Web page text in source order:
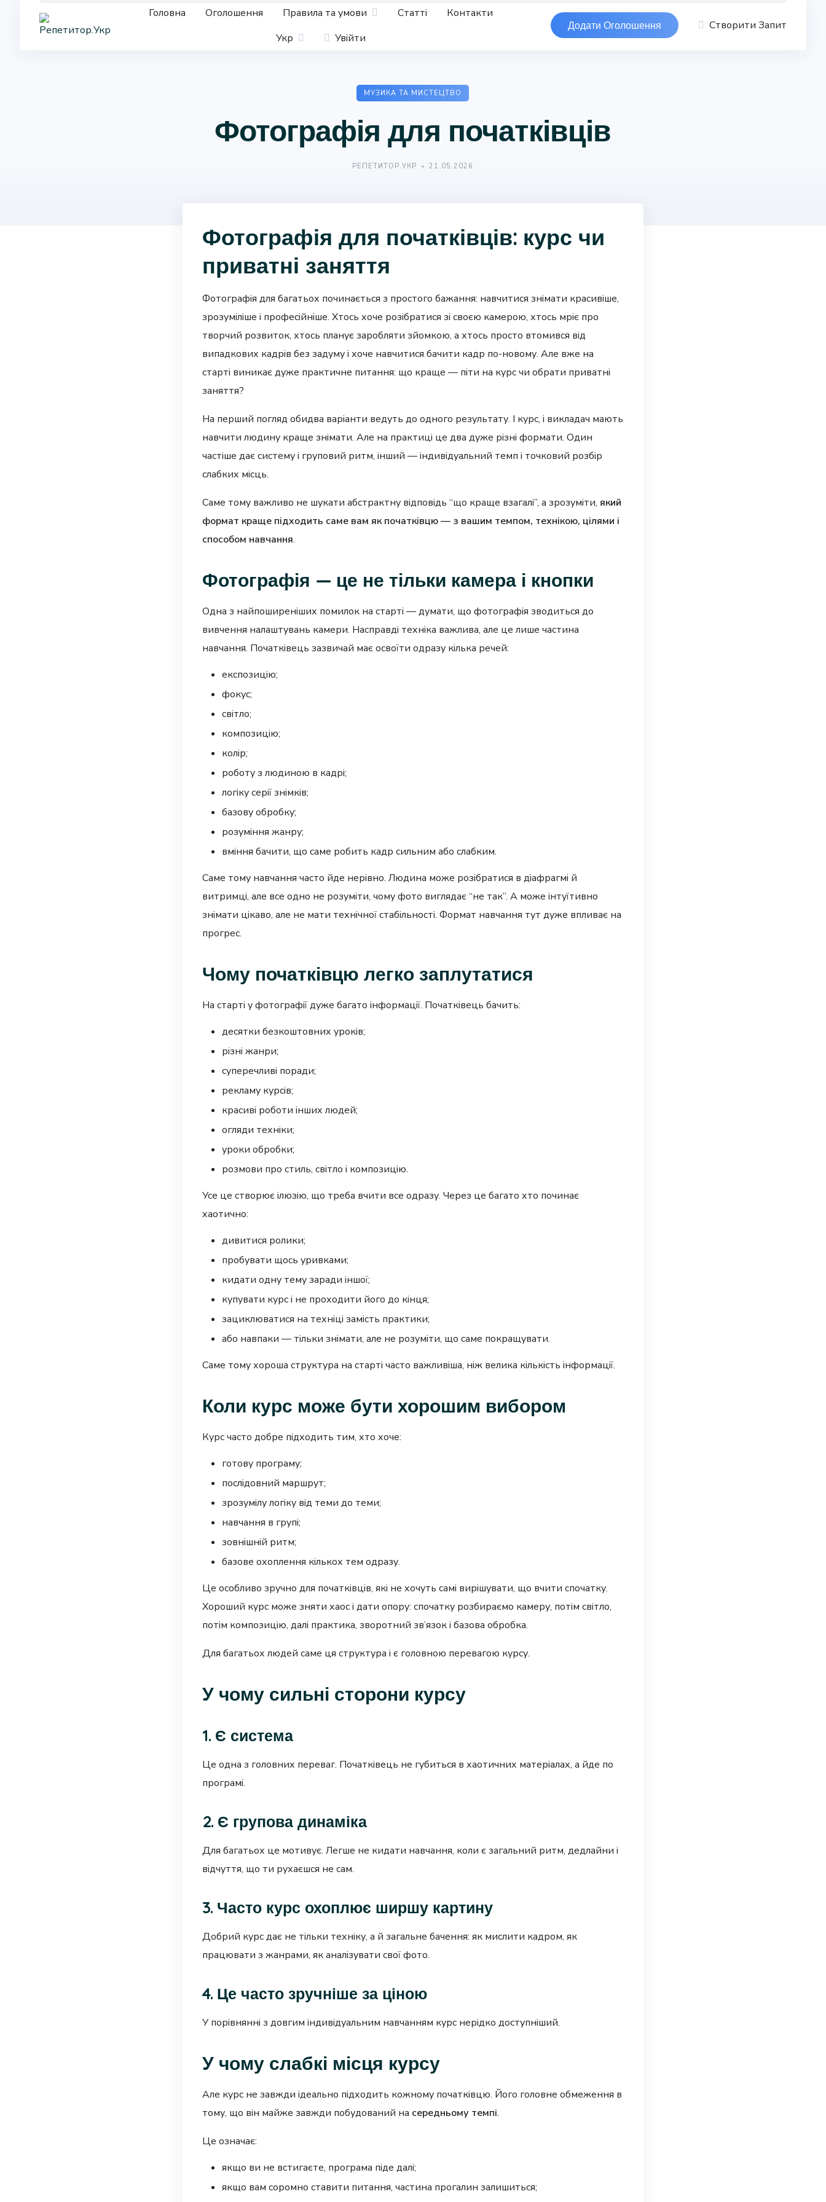
Головна Оголошення Правила та умови Статті
Контакти
Укр
Увійти
Додати Оголошення Створити Запит
МУЗИКА ТА МИСТЕЦТВО
Фотографія для початківців
РЕПЕТИТОР.УКР 21.05.2026
Фотографія для початківців: курс чи
приватні заняття
Фотографія для багатьох починається з простого бажання: навчитися знімати красивіше,
зрозуміліше і професійніше. Хтось хоче розібратися зі своєю камерою, хтось мріє про
творчий розвиток, хтось планує заробляти зйомкою, а хтось просто втомився від
випадкових кадрів без задуму і хоче навчитися бачити кадр по-новому. Але вже на
старті виникає дуже практичне питання: що краще — піти на курс чи обрати приватні
заняття?
На перший погляд обидва варіанти ведуть до одного результату. І курс, і викладач мають
навчити людину краще знімати. Але на практиці це два дуже різні формати. Один
частіше дає систему і груповий ритм, інший — індивідуальний темп і точковий розбір
слабких місць.
Саме тому важливо не шукати абстрактну відповідь “що краще взагалі”, а зрозуміти,який
формат краще підходить саме вам як початківцю — з вашим темпом, технікою, цілями і
способом навчання.
Фотографія — це не тільки камера і кнопки
Одна з найпоширеніших помилок на старті — думати, що фотографія зводиться до
вивчення налаштувань камери. Насправді техніка важлива, але це лише частина
навчання. Початківець зазвичай має освоїти одразу кілька речей:
експозицію;
фокус;
світло;
композицію;
колір;
роботу з людиною в кадрі;
логіку серії знімків;
базову обробку;
розуміння жанру;
вміння бачити, що саме робить кадр сильним або слабким.
Саме тому навчання часто йде нерівно. Людина може розібратися в діафрагмі й
витримці, але все одно не розуміти, чому фото виглядає “не так”. А може інтуїтивно
знімати цікаво, але не мати технічної стабільності. Формат навчання тут дуже впливає на
прогрес.
Чому початківцю легко заплутатися
На старті у фотографії дуже багато інформації. Початківець бачить:
десятки безкоштовних уроків;
різні жанри;
суперечливі поради;
рекламу курсів;
красиві роботи інших людей;
огляди техніки;
уроки обробки;
розмови про стиль, світло і композицію.
Усе це створює ілюзію, що треба вчити все одразу. Через це багато хто починає
хаотично:
дивитися ролики;
пробувати щось уривками;
кидати одну тему заради іншої;
купувати курс і не проходити його до кінця;
зациклюватися на техніці замість практики;
або навпаки — тільки знімати, але не розуміти, що саме покращувати.
Саме тому хороша структура на старті часто важливіша, ніж велика кількість інформації.
Коли курс може бути хорошим вибором
Курс часто добре підходить тим, хто хоче:
готову програму;
послідовний маршрут;
зрозумілу логіку від теми до теми;
навчання в групі;
зовнішній ритм;
базове охоплення кількох тем одразу.
Це особливо зручно для початківців, які не хочуть самі вирішувати, що вчити спочатку.
Хороший курс може зняти хаос і дати опору: спочатку розбираємо камеру, потім світло,
потім композицію, далі практика, зворотний зв’язок і базова обробка.
Для багатьох людей саме ця структура і є головною перевагою курсу.
У чому сильні сторони курсу
1. Є система
Це одна з головних переваг. Початківець не губиться в хаотичних матеріалах, а йде по
програмі.
2. Є групова динаміка
Для багатьох це мотивує. Легше не кидати навчання, коли є загальний ритм, дедлайни і
відчуття, що ти рухаєшся не сам.
3. Часто курс охоплює ширшу картину
Добрий курс дає не тільки техніку, а й загальне бачення: як мислити кадром, як
працювати з жанрами, як аналізувати свої фото.
4. Це часто зручніше за ціною
У порівнянні з довгим індивідуальним навчанням курс нерідко доступніший.
У чому слабкі місця курсу
Але курс не завжди ідеально підходить кожному початківцю. Його головне обмеження в
тому, що він майже завжди побудований на середньому темпі.
Це означає:
якщо ви не встигаєте, програма піде далі;
якщо вам соромно ставити питання, частина прогалин залишиться;